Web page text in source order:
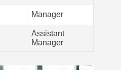
Manager
Assistant
Manager